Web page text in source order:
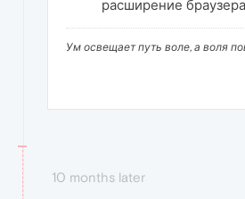
расширение браузера
Ум освещает путь воле, а воля
10 months later